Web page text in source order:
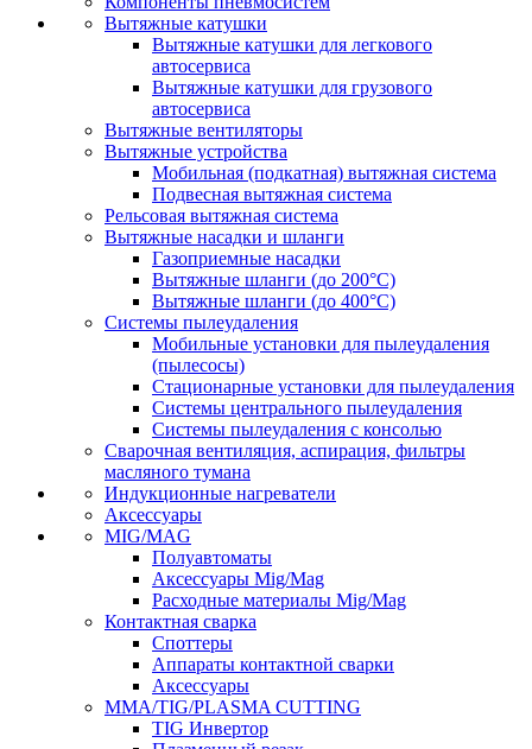
Вытяжные катушки
Вытяжные катушки для легкового
автосервиса
Вытяжные катушки для грузового
автосервиса
Вытяжные вентиляторы
Вытяжные устройства
Мобильная (подкатная) вытяжная система
Подвесная вытяжная система
Рельсовая вытяжная система
Вытяжные насадки и шланги
Газоприемные насадки
Вытяжные шланги (до 200°C)
Вытяжные шланги (до 400°C)
Системы пылеудаления
Мобильные установки для пылеудаления
(пылесосы)
Стационарные установки для пылеудаления
Системы центрального пылеудаления
Системы пылеудаления с консолью
Сварочная вентиляция, аспирация, фильтры
масляного тумана
Индукционные нагреватели
Аксессуары
MIG/MAG
Полуавтоматы
Аксессуары Mig/Mag
Расходные материалы Mig/Mag
Контактная сварка
Споттеры
Аппараты контактной сварки
Аксессуары
MMA/TIG/PLASMA CUTTING
TIG Инвертор